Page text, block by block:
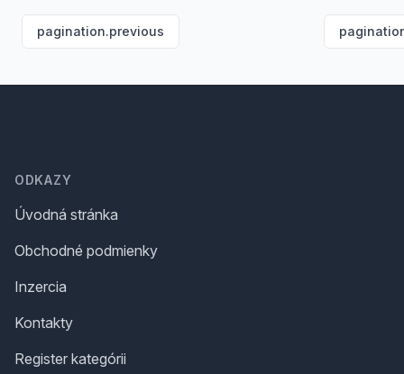
pagination.previous
ODKAZY
Úvodná stránka
Obchodné podmienky
Inzercia
Kontakty
Register kategórii